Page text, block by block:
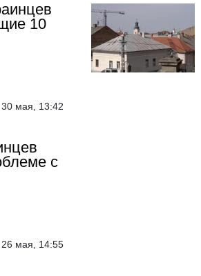
10
30 мая, 13:42
с
26 мая, 14:55